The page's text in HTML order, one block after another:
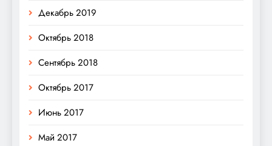
Декабрь 2019
Октябрь 2018
Сентябрь 2018
Октябрь 2017
Июнь 2017
Май 2017